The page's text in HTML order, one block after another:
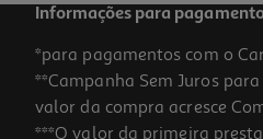
Informações para
*para pagamentos com o
**Campanha Sem Juros
valor da compra acresce
***O valor da primeira